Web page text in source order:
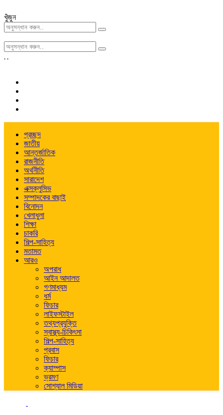
খুঁজুন
, ,
প্রচ্ছদ
জাতীয়
আন্তর্জাতিক
রাজনীতি
অর্থনীতি
সারাদেশ
এক্সক্লুসিভ
সম্পাদকের বাছাই
বিনোদন
খেলাধুলা
শিক্ষা
চাকরি
শিল্প-সাহিত্য
মতামত
আরও
অপরাধ
আইন আদালত
গণমাধ্যম
ধর্ম
ফিচার
লাইফস্টাইল
তথ্যপ্রযুক্তি
স্বাস্থ্য-চিকিৎসা
শিল্প-সাহিত্য
প্রবাস
ফিচার
ক্যাম্পাস
ভ্রমণ
সোশ্যাল মিডিয়া